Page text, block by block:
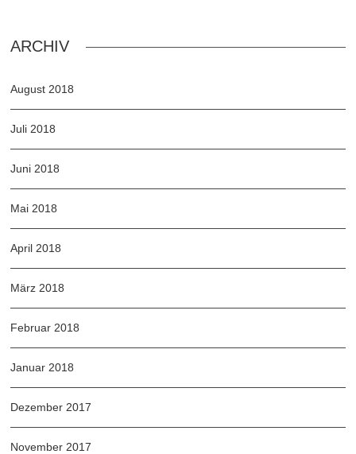
ARCHIV
August 2018
Juli 2018
Juni 2018
Mai 2018
April 2018
März 2018
Februar 2018
Januar 2018
Dezember 2017
November 2017